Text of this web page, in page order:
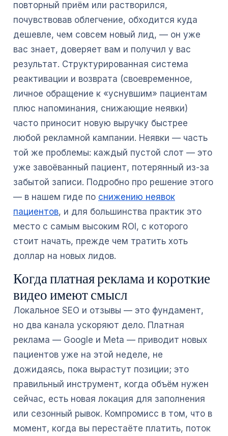
повторный приём или растворился,
почувствовав облегчение, обходится куда
дешевле, чем совсем новый лид, — он уже
вас знает, доверяет вам и получил у вас
результат. Структурированная система
реактивации и возврата (своевременное,
личное обращение к «уснувшим» пациентам
плюс напоминания, снижающие неявки)
часто приносит новую выручку быстрее
любой рекламной кампании. Неявки — часть
той же проблемы: каждый пустой слот — это
уже завоёванный пациент, потерянный из-за
забытой записи. Подробно про решение этого
— в нашем гиде по снижению неявок
пациентов, и для большинства практик это
место с самым высоким ROI, с которого
стоит начать, прежде чем тратить хоть
доллар на новых лидов.
Когда платная реклама и короткие
видео имеют смысл
Локальное SEO и отзывы — это фундамент,
но два канала ускоряют дело. Платная
реклама — Google и Meta — приводит новых
пациентов уже на этой неделе, не
дожидаясь, пока вырастут позиции; это
правильный инструмент, когда объём нужен
сейчас, есть новая локация для заполнения
или сезонный рывок. Компромисс в том, что в
момент, когда вы перестаёте платить, поток